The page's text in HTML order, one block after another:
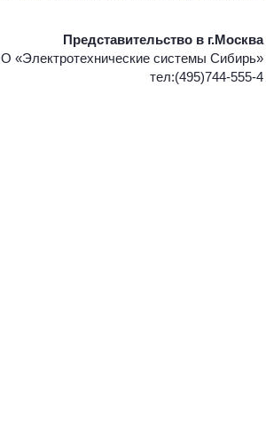
Представительство в г.Москва
«Электротехнические системы Сибирь»
тел:(495)744-555-4